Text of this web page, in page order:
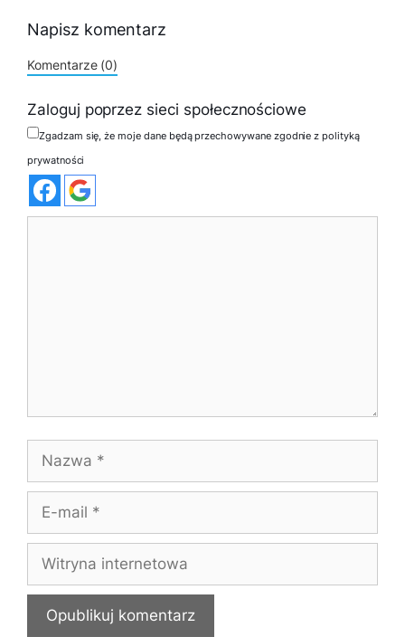
Napisz komentarz
Komentarze (0)
Zaloguj poprzez sieci społecznościowe
Zgadzam się, że moje dane będą przechowywane zgodnie z polityką
prywatności
Nazwa
Witryna
internetowa